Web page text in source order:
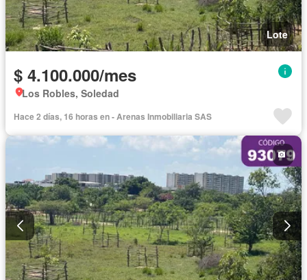
Lote
$ 4.100.000/mes
Los Robles, Soledad
Hace 2 días, 16 horas en - Arenas Inmobiliaria SAS